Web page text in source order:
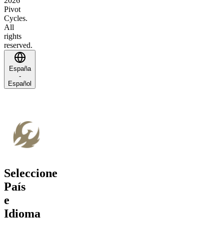
Pivot
Cycles.
All
rights
reserved.
España
-
Español
Seleccione
País
e
Idioma